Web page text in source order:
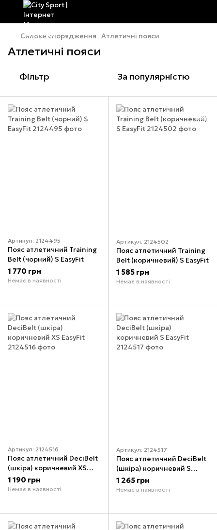
Силове спорядження Атлетичні пояси
Атлетичні пояси
Фільтр За популярністю
Артикул: 2124495
Пояс атлетичний Training
Belt (чорний) S EasyFit
1 770 грн
Немає в наявності
Артикул: 2124502
Пояс атлетичний Training
Belt (коричневий) S EasyFit
1 585 грн
Немає в наявності
Артикул: 2124516
Пояс атлетичний DeciBelt
(шкіра) коричневий XS
EasyFit
1 190 грн
Немає в наявності
Артикул: 2124517
Пояс атлетичний DeciBelt
(шкіра) коричневий S
EasyFit
1 265 грн
Немає в наявності